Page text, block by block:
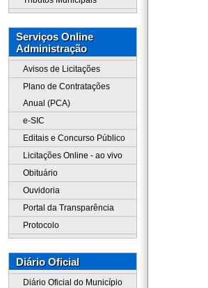
Serviços Online
Administração
Avisos de Licitações
Plano de Contratações
Anual (PCA)
e-SIC
Editais e Concurso Público
Licitações Online - ao vivo
Obituário
Ouvidoria
Portal da Transparência
Protocolo
Diário Oficial
Diário Oficial do Município